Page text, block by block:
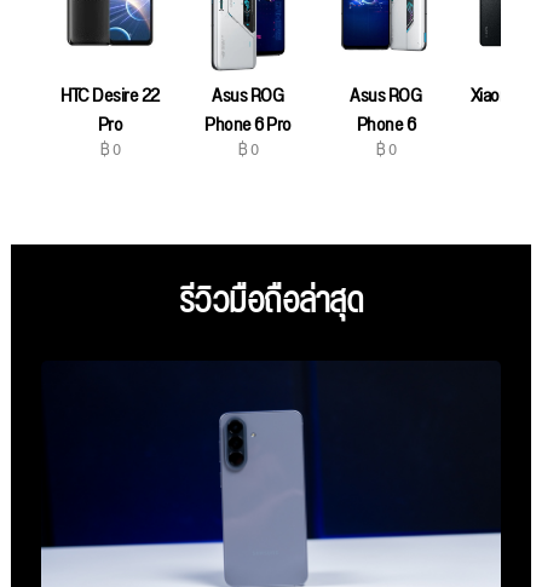
HTC Desire 22
Pro
฿ 0
Asus ROG
Phone 6 Pro
฿ 0
Asus ROG
Phone 6
฿ 0
Xiaomi
รีวิวมือถือล่าสุด